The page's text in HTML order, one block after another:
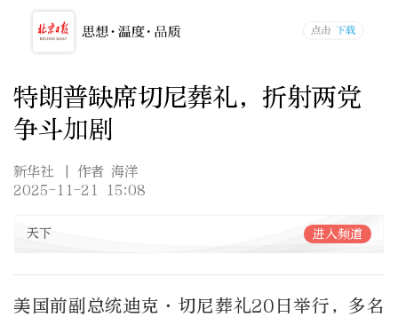
特朗普缺席切尼葬礼，折射两党
争斗加剧
新华社
| 作者 海洋
2025-11-21 15:08
天下 进入频道
美国前副总统迪克·切尼葬礼20日举行，多名